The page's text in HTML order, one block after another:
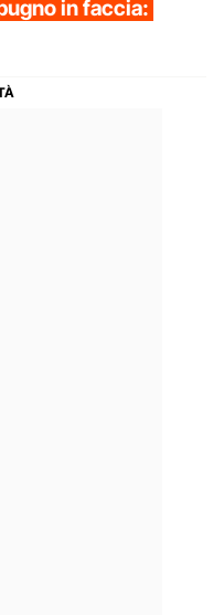
in faccia: